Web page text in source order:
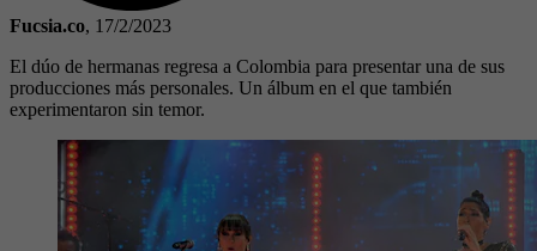
Fucsia.co, 17/2/2023
El dúo de hermanas regresa a Colombia para presentar una de sus
producciones más personales. Un álbum en el que también
experimentaron sin temor.